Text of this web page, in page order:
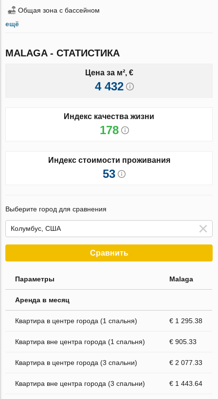
Общая зона с бассейном
ещё
MALAGA - СТАТИСТИКА
Цена за м², €
4 432
Индекс качества жизни
178
Индекс стоимости проживания
53
Выберите город для сравнения
Сравнить
Параметры Malaga
Аренда в месяц
Квартира в центре города (1 спальня) € 1 295.38
Квартира вне центра города (1 спальня) € 905.33
Квартира в центре города (3 спальни) € 2 077.33
Квартира вне центра города (3 спальни) € 1 443.64